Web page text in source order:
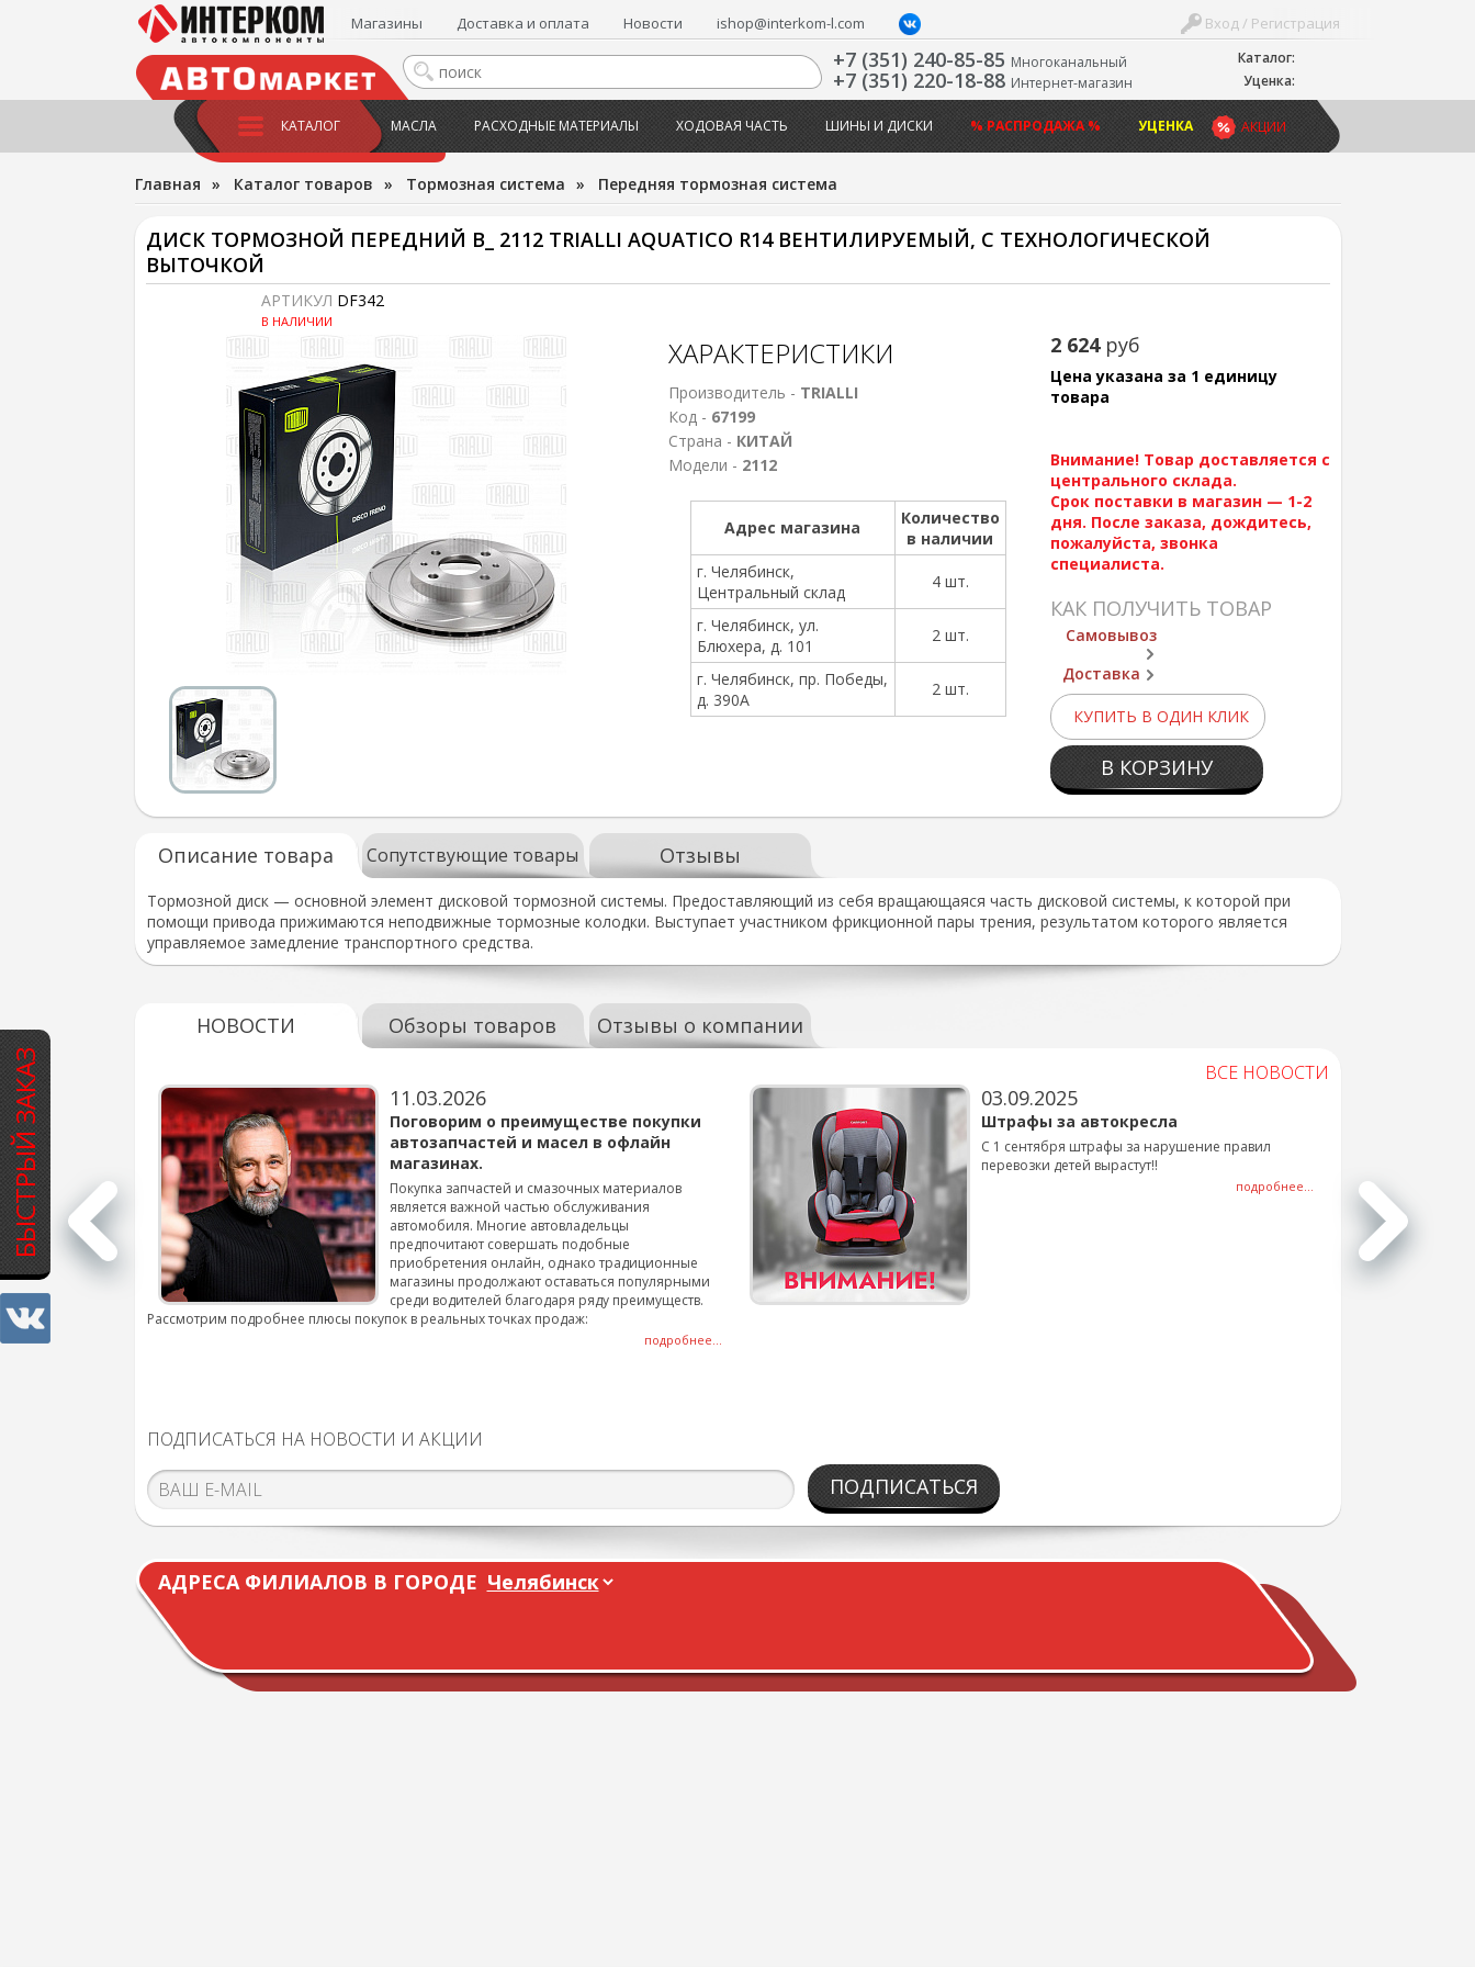
БЫСТРЫЙ ЗАКАЗ
Каталог:
Уценка:
Вход / Регистрация
Магазины Доставка и оплата Новости ishop@interkom-l.com
+7 (351) 240-85-85 Многоканальный
+7 (351) 220-18-88 Интернет-магазин
АКЦИИ
КАТАЛОГ МАСЛА РАСХОДНЫЕ МАТЕРИАЛЫ ХОДОВАЯ ЧАСТЬ ШИНЫ И ДИСКИ % РАСПРОДАЖА % УЦЕНКА
Главная » Каталог товаров » Тормозная система » Передняя тормозная система
ДИСК ТОРМОЗНОЙ ПЕРЕДНИЙ В_ 2112 TRIALLI AQUATICO R14 ВЕНТИЛИРУЕМЫЙ, С ТЕХНОЛОГИЧЕСКОЙ
ВЫТОЧКОЙ
АРТИКУЛ DF342
В НАЛИЧИИ
2 624 руб
Цена указана за 1 единицу
товара
Внимание! Товар доставляется с
центрального склада.
Срок поставки в магазин — 1-2
дня. После заказа, дождитесь,
пожалуйста, звонка
специалиста.
КАК ПОЛУЧИТЬ ТОВАР
Самовывоз
Доставка
КУПИТЬ В ОДИН КЛИК
В КОРЗИНУ
ХАРАКТЕРИСТИКИ
Производитель - TRIALLI
Код - 67199
Страна - КИТАЙ
Модели - 2112
Адрес магазина
Количество
в наличии
г. Челябинск,
Центральный склад
4 шт.
г. Челябинск, ул.
Блюхера, д. 101
2 шт.
г. Челябинск, пр. Победы,
д. 390А
2 шт.
Описание товара Сопутствующие товары Отзывы
Тормозной диск — основной элемент дисковой тормозной системы. Предоставляющий из себя вращающаяся часть дисковой системы, к которой при
помощи привода прижимаются неподвижные тормозные колодки. Выступает участником фрикционной пары трения, результатом которого является
управляемое замедление транспортного средства.
НОВОСТИ Обзоры товаров Отзывы о компании
ВСЕ НОВОСТИ
для
смены шин на
подробнее...
11.03.2026
Поговорим о преимуществе покупки
автозапчастей и масел в офлайн
магазинах.
Покупка запчастей и смазочных материалов
является важной частью обслуживания
автомобиля. Многие автовладельцы
предпочитают совершать подобные
приобретения онлайн, однако традиционные
магазины продолжают оставаться популярными
среди водителей благодаря ряду преимуществ.
Рассмотрим подробнее плюсы покупок в реальных точках продаж:
подробнее...
03.09.2025
Штрафы за автокресла
С 1 сентября штрафы за нарушение правил
перевозки детей вырастут!!
подробнее...
ПОДПИСАТЬСЯ НА НОВОСТИ И АКЦИИ
ПОДПИСАТЬСЯ
АДРЕСА ФИЛИАЛОВ В ГОРОДЕ